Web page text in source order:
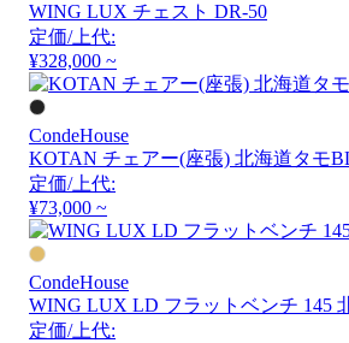
WING LUX チェスト DR-50
定価/上代:
¥328,000 ~
CondeHouse
KOTAN チェアー(座張) 北海道タモ
定価/上代:
¥73,000 ~
CondeHouse
WING LUX LD フラットベンチ 145
定価/上代: